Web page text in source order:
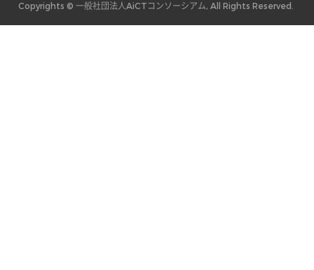
Copyrights © 一般社団法人AiCTコンソーシアム, All Rights Reserved.